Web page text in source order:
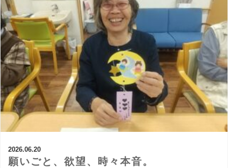
2026.06.20
願いごと、欲望、時々本音。